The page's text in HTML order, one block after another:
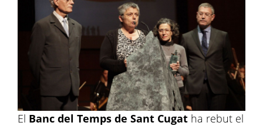
El Banc del Temps de Sant Cugat ha rebut el